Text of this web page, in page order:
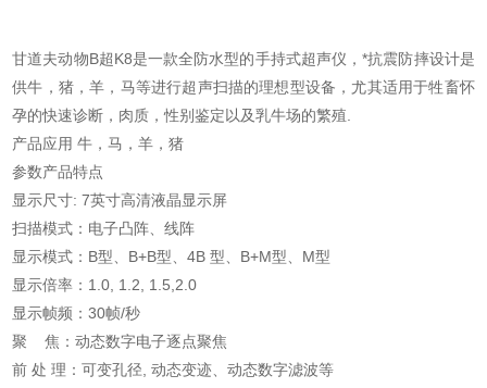
甘道夫动物B超K8是一款全防水型的手持式超声仪，*抗震防摔设计是
供牛，猪，羊，马等进行超声扫描的理想型设备，尤其适用于牲畜怀
孕的快速诊断，肉质，性别鉴定以及乳牛场的繁殖.
产品应用 牛，马，羊，猪
参数产品特点
显示尺寸: 7英寸高清液晶显示屏
扫描模式：电子凸阵、线阵
显示模式：B型、B+B型、4B 型、B+M型、M型
显示倍率：1.0, 1.2, 1.5,2.0
显示帧频：30帧/秒
聚 焦：动态数字电子逐点聚焦
前 处 理：可变孔径, 动态变迹、动态数字滤波等